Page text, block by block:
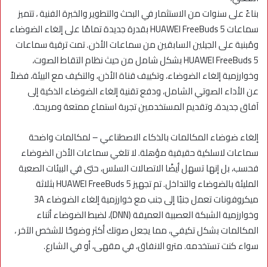
بناءً على سنوات من الاستثمار في البحث والتطوير والخبرة الفنية ، تتميز
سماعات HUAWEI FreeBuds 5 بقدرة جديدة تمامًا على إلغاء الضوضاء
ومُبنية على الجيلين السابقين من سماعات الأذن. تمت ترقية سماعات
HUAWEI FreeBuds 5 بشكل شامل من حيث نظام التقاط الصوت،
وخوارزمية إلغاء الضوضاء، وتكييف قناة الأذن، والتكيف مع البيئة، فضلاً
عن الأداء الصوتي الشامل، ودفع تقنية إلغاء الضوضاء الذكية إلى
آفاق جديدة، وتقديم المستخدمين تجربة استماع ممتعة ومريحة.
إلغاء ضوضاء المكالمات بالذكاء الاصطناعي – لمكالمات واضحة
سماعات لاسلكية حقيقية مؤهلة. لا تلغي سماعات الأذن الضوضاء
فحسب، بل إنها تسهل أيضًا الاتصالات السلس، حتى في البيئات الصعبة
المليئة بالضوضاء والتداخل. تم تجهيز HUAWEI FreeBuds 5 بثلاثة
ميكروفونات تعمل جنبًا إلى جنب مع خوارزمية إلغاء الضوضاء 3A
وخوارزمية الشبكة العصبية العميقة (DNN)، لضبط الضوضاء أثناء
المكالمات بشكل تكيفي، مما يجعل صوتك أكثر وضوحًا للشخص الآخر ،
سواء كنت تستخدمه. مترو الانفاق، في مقهى، أو في الشارع.